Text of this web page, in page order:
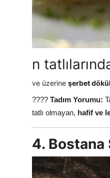
n
ve üzerine şerbet
???? Tadım Yorumu:
tatlı olmayan, hafif ve
4. Bostana